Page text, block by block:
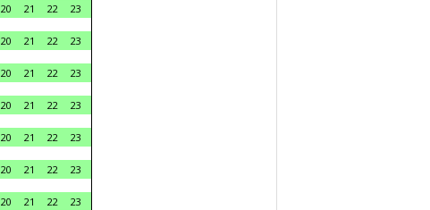
20 21 22
23
20 21 22
23
20 21 22
23
20 21 22
23
20 21 22
23
20 21 22
23
20 21 22
23